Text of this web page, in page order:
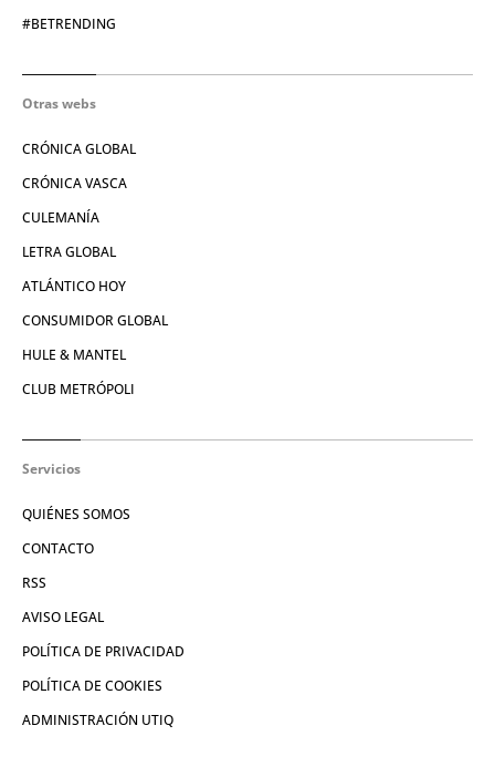
#BETRENDING
Otras webs
CRÓNICA GLOBAL
CRÓNICA VASCA
CULEMANÍA
LETRA GLOBAL
ATLÁNTICO HOY
CONSUMIDOR GLOBAL
HULE & MANTEL
CLUB METRÓPOLI
Servicios
QUIÉNES SOMOS
CONTACTO
RSS
AVISO LEGAL
POLÍTICA DE PRIVACIDAD
POLÍTICA DE COOKIES
ADMINISTRACIÓN UTIQ